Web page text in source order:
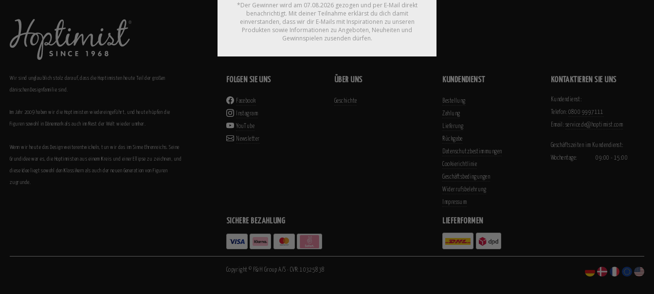
Wir sind unglaublich stolz darauf, dass die Hoptimisten heute Teil der großen
dänischen Designfamilie sind.
Im Jahr 2009 haben wir die Hoptimisten wiedereingeführt, und heute hüpfen die
Figuren sowohl in Dänemark als auch im Rest der Welt wieder umher.
Wenn wir heute das Design weiterentwickeln, tun wir das im Sinne Ehrenreichs. Seine
Grundidee war es, die Hoptimisten aus einem Kreis und einer Ellipse zu zeichnen, und
diese Idee liegt sowohl den Klassikern als auch der neuen Generation von Figuren
zugrunde.
FOLGEN SIE UNS
Facebook
Instagram
YouTube
Newsletter
ÜBER UNS
Geschichte
KUNDENDIENST
Bestellung
Zahlung
Lieferung
Rückgabe
Datenschutzbestimmungen
Cookierichtlinie
Geschäftsbedingungen
Widerrufsbelehrung
Impressum
KONTAKTIEREN SIE UNS
Kundendienst:
Telefon: 0800 9997111
Email: service.de@hoptimist.com
Geschäftszeiten im Kundendienst:
Wochentage:
09:00 - 15:00
SICHERE BEZAHLUNG LIEFERFORMEN
Copyright © F&H Group A/S · CVR: 10325838
*Der Gewinner wird am 07.08.2026 gezogen und per E-Mail direkt
benachrichtigt. Mit deiner Teilnahme erklärst du dich damit
einverstanden, dass wir dir E-Mails mit Inspirationen zu unseren
Produkten sowie Informationen zu Angeboten, Neuheiten und
Gewinnspielen zusenden dürfen.